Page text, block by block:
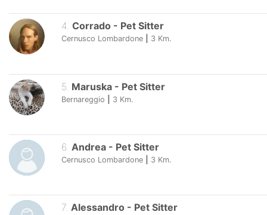
4. Corrado - Pet Sitter
Cernusco Lombardone 3 Km.
5 Maruska - Pet Sitter
Bernareggio 3 Km.
6 Andrea - Pet Sitter
Cernusco Lombardone 3 Km.
7. Alessandro - Pet Sitter